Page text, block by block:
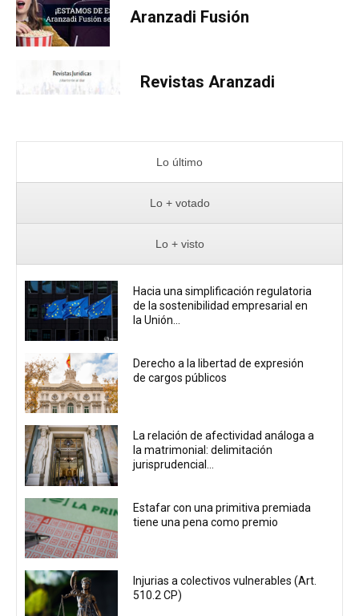
Aranzadi Fusión
Revistas Aranzadi
Lo último
Lo + votado
Lo + visto
Hacia una simplificación regulatoria
de la sostenibilidad empresarial en
la Unión...
Derecho a la libertad de expresión
de cargos públicos
La relación de afectividad análoga a
la matrimonial: delimitación
jurisprudencial...
Estafar con una primitiva premiada
tiene una pena como premio
Injurias a colectivos vulnerables (Art.
510.2 CP)